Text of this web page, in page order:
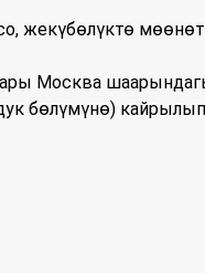
жекүбөлүктө
Москва
бөлүмүнө)